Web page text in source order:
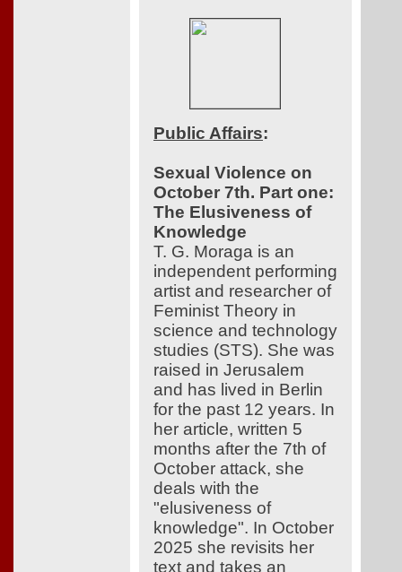
Public Affairs:
Sexual Violence on
October 7th. Part one:
The Elusiveness of
Knowledge
T. G. Moraga is an
independent performing
artist and researcher of
Feminist Theory in
science and technology
studies (STS). She was
raised in Jerusalem
and has lived in Berlin
for the past 12 years. In
her article, written 5
months after the 7th of
October attack, she
deals with the
"elusiveness of
knowledge". In October
2025 she revisits her
text and takes an